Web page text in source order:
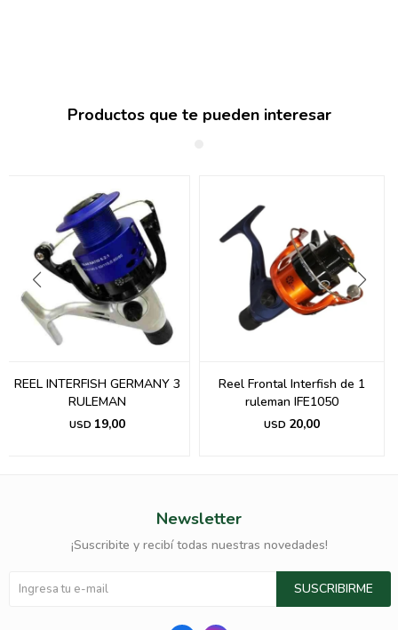
Productos que te pueden interesar
REEL INTERFISH GERMANY 3
RULEMAN
USD 19,00
Reel Frontal Interfish de 1
ruleman IFE1050
USD 20,00
Newsletter
¡Suscribite y recibí todas nuestras novedades!
SUSCRIBIRME